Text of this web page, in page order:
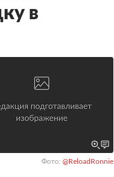
в
Фото: @ReloadRonnie